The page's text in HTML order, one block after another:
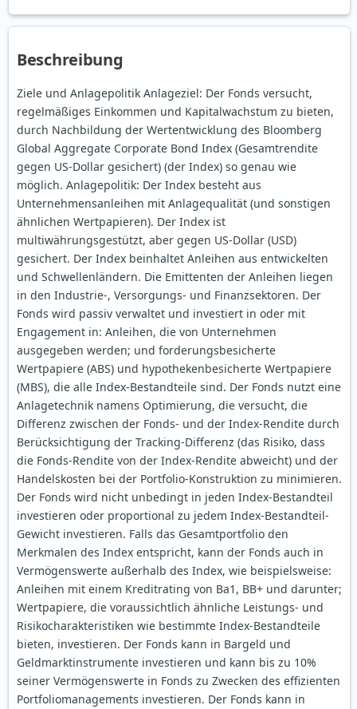
Beschreibung
Ziele und Anlagepolitik Anlageziel: Der Fonds versucht,
regelmäßiges Einkommen und Kapitalwachstum zu bieten,
durch Nachbildung der Wertentwicklung des Bloomberg
Global Aggregate Corporate Bond Index (Gesamtrendite
gegen US-Dollar gesichert) (der Index) so genau wie
möglich. Anlagepolitik: Der Index besteht aus
Unternehmensanleihen mit Anlagequalität (und sonstigen
ähnlichen Wertpapieren). Der Index ist
multiwährungsgestützt, aber gegen US-Dollar (USD)
gesichert. Der Index beinhaltet Anleihen aus entwickelten
und Schwellenländern. Die Emittenten der Anleihen liegen
in den Industrie-, Versorgungs- und Finanzsektoren. Der
Fonds wird passiv verwaltet und investiert in oder mit
Engagement in: Anleihen, die von Unternehmen
ausgegeben werden; und forderungsbesicherte
Wertpapiere (ABS) und hypothekenbesicherte Wertpapiere
(MBS), die alle Index-Bestandteile sind. Der Fonds nutzt eine
Anlagetechnik namens Optimierung, die versucht, die
Differenz zwischen der Fonds- und der Index-Rendite durch
Berücksichtigung der Tracking-Differenz (das Risiko, dass
die Fonds-Rendite von der Index-Rendite abweicht) und der
Handelskosten bei der Portfolio-Konstruktion zu minimieren.
Der Fonds wird nicht unbedingt in jeden Index-Bestandteil
investieren oder proportional zu jedem Index-Bestandteil-
Gewicht investieren. Falls das Gesamtportfolio den
Merkmalen des Index entspricht, kann der Fonds auch in
Vermögenswerte außerhalb des Index, wie beispielsweise:
Anleihen mit einem Kreditrating von Ba1, BB+ und darunter;
Wertpapiere, die voraussichtlich ähnliche Leistungs- und
Risikocharakteristiken wie bestimmte Index-Bestandteile
bieten, investieren. Der Fonds kann in Bargeld und
Geldmarktinstrumente investieren und kann bis zu 10%
seiner Vermögenswerte in Fonds zu Zwecken des effizienten
Portfoliomanagements investieren. Der Fonds kann in